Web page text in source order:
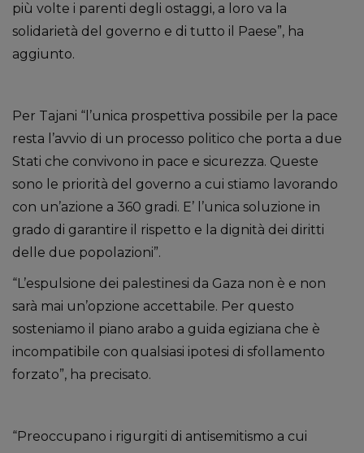
più volte i parenti degli ostaggi, a loro va la
solidarietà del governo e di tutto il Paese”, ha
aggiunto.
Per Tajani “l’unica prospettiva possibile per la pace
resta l’avvio di un processo politico che porta a due
Stati che convivono in pace e sicurezza. Queste
sono le priorità del governo a cui stiamo lavorando
con un’azione a 360 gradi. E’ l’unica soluzione in
grado di garantire il rispetto e la dignità dei diritti
delle due popolazioni”.
“L’espulsione dei palestinesi da Gaza non è e non
sarà mai un’opzione accettabile. Per questo
sosteniamo il piano arabo a guida egiziana che è
incompatibile con qualsiasi ipotesi di sfollamento
forzato”, ha precisato.
“Preoccupano i rigurgiti di antisemitismo a cui